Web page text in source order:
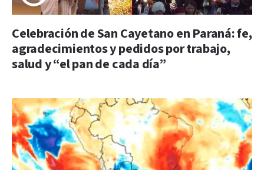
Celebración de San Cayetano en Paraná: fe,
agradecimientos y pedidos por trabajo,
salud y “el pan de cada día”